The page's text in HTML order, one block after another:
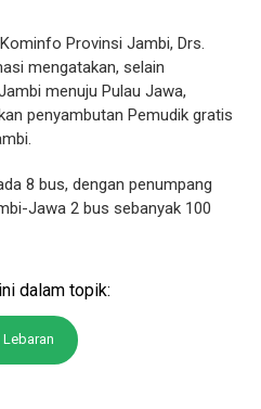
Provinsi Jambi, Drs.
mengatakan, selain
menuju Pulau Jawa,
penyambutan Pemudik gratis
8 bus, dengan penumpang
Jawa 2 bus sebanyak 100
dalam topik: